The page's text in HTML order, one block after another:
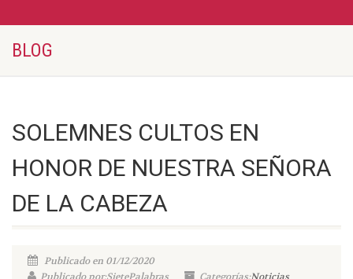
BLOG
SOLEMNES CULTOS EN
HONOR DE NUESTRA SEÑORA
DE LA CABEZA
Publicado en 01/12/2020